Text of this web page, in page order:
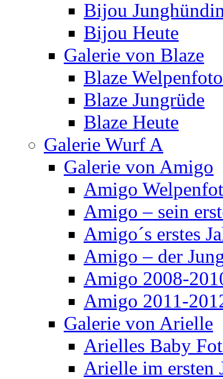
Bijou
Bijou Heute
Galerie von Blaze
Blaze
Blaze Jungrüde
Blaze Heute
Galerie Wurf A
Galerie von Amigo
Amigo
Amigo – sein
Amigo´s erstes
Amigo – der
Amigo 2008-
Amigo 2011-
Galerie von Arielle
Arielles Baby
Arielle im ersten